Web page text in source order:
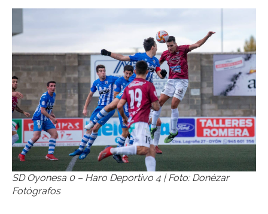
SD Oyonesa 0 – Haro Deportivo 4 | Foto: Donézar
Fotógrafos